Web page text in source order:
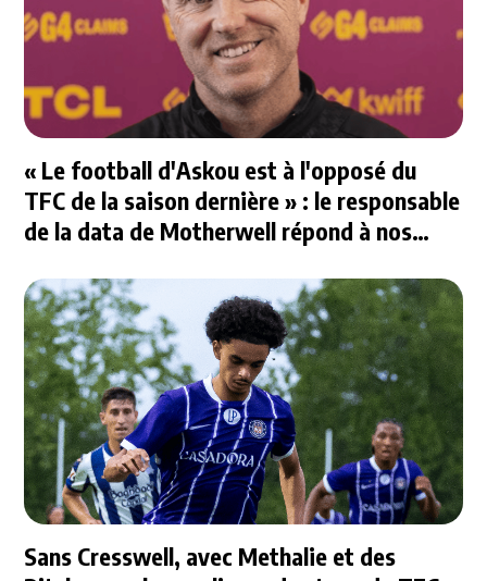
« Le football d'Askou est à l'opposé du
TFC de la saison dernière » : le responsable
de la data de Motherwell répond à nos
Sans Cresswell, avec Methalie et des